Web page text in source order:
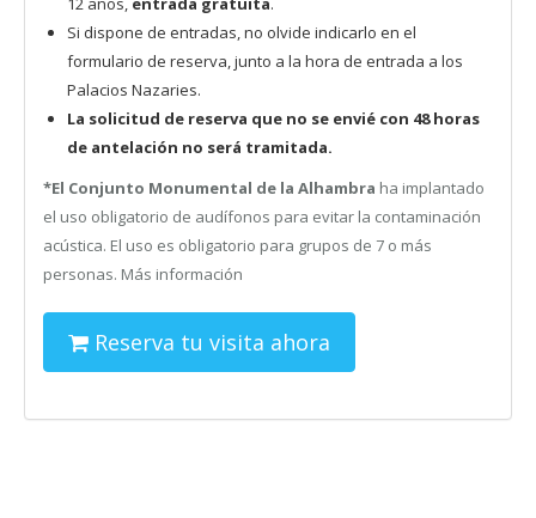
Si dispone de entradas, no olvide indicarlo en el
formulario de reserva, junto a la hora de entrada a los
Palacios Nazaries.
La solicitud de reserva que no se envié con 48 horas
de antelación no será tramitada.
*El Conjunto Monumental de la Alhambra ha implantado
el uso obligatorio de audífonos para evitar la contaminación
acústica. El uso es obligatorio para grupos de 7 o más
personas. Más información
Reserva tu visita ahora